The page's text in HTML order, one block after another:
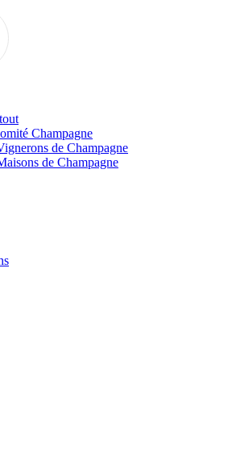
Champagne
de Champagne
de Champagne